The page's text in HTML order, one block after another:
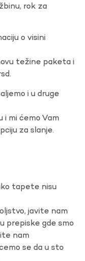
rok za
o visini
težine paketa i
i u druge
i mi ćemo Vam
za slanje.
tapete nisu
javite nam
prepiske gde smo
nam
se da u sto